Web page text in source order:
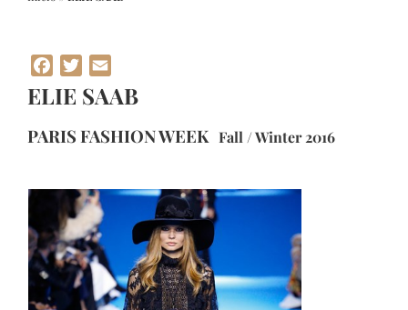
Facebook
Twitter
ELIE SAAB
PARIS FASHION WEEK Fall / Winter 2016